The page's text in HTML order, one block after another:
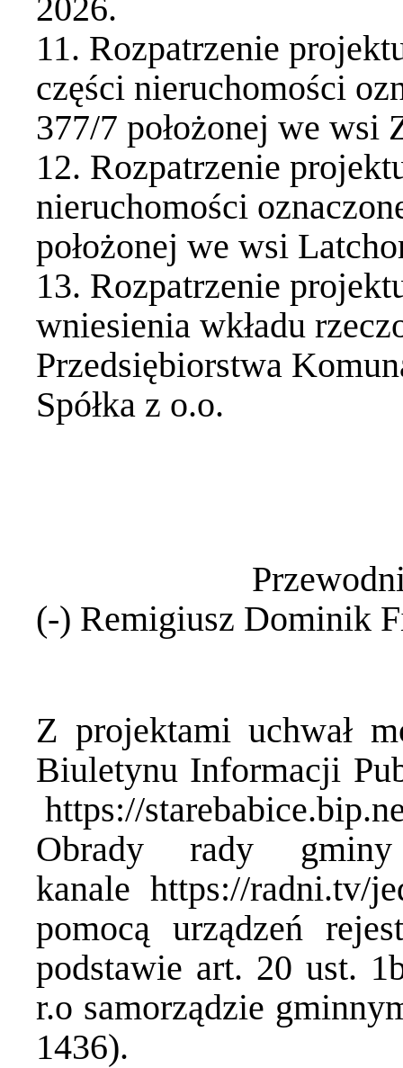
2026.
11. Rozpatrzenie
części nieruchomości
377/7 położonej we wsi
12. Rozpatrzenie
nieruchomości
położonej we wsi
13. Rozpatrzenie
wniesienia wkładu
Przedsiębiorstwa
Spółka z o.o.
(-) Remigiusz Dominik
Z projektami uchwał
Biuletynu Informacji
https://
Obrady rady
kanale https://radni.tv/
pomocą urządzeń
podstawie art. 20 ust.
r.o samorządzie
1436).